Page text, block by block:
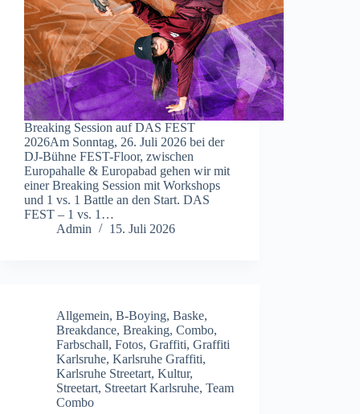
Breaking Session auf DAS FEST
2026Am Sonntag, 26. Juli 2026 bei der
DJ-Bühne FEST-Floor, zwischen
Europahalle & Europabad gehen wir mit
einer Breaking Session mit Workshops
und 1 vs. 1 Battle an den Start. DAS
FEST – 1 vs. 1…
Admin
15. Juli 2026
Allgemein, B-Boying, Baske,
Breakdance, Breaking, Combo,
Farbschall, Fotos, Graffiti, Graffiti
Karlsruhe, Karlsruhe Graffiti,
Karlsruhe Streetart, Kultur,
Streetart, Streetart Karlsruhe, Team
Combo